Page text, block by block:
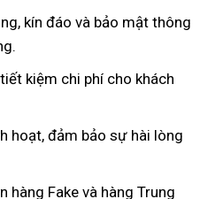
kín đáo và bảo mật thông
kiệm chi phí cho khách
hoạt, đảm bảo sự hài lòng
hàng Fake và hàng Trung